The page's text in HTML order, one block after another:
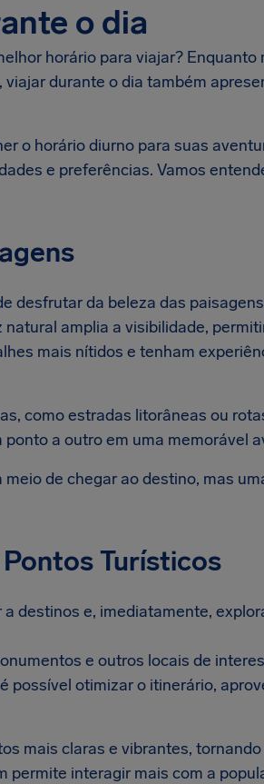
o dia
horário para viajar?
durante o dia também
o horário diurno para suas
e preferências. Vamos
desfrutar da beleza das
amplia a visibilidade,
mais nítidos e tenham
como estradas litorâneas ou
a outro em uma memorável
de chegar ao destino, mas
Turísticos
destinos e, imediatamente,
e outros locais de
possível otimizar o itinerário,
mais claras e vibrantes,
permite interagir mais com a